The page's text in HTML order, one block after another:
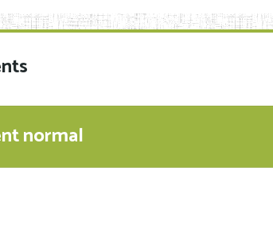
Inspection Générale des
Organigramme
normal